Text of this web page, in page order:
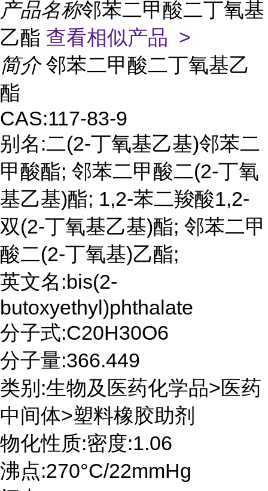
产品名称邻苯二甲酸二丁氧基
乙酯 查看相似产品 >
简介 邻苯二甲酸二丁氧基乙
酯
CAS:117-83-9
别名:二(2-丁氧基乙基)邻苯二
甲酸酯; 邻苯二甲酸二(2-丁氧
基乙基)酯; 1,2-苯二羧酸1,2-
双(2-丁氧基乙基)酯; 邻苯二甲
酸二(2-丁氧基)乙酯;
英文名:bis(2-
butoxyethyl)phthalate
分子式:C20H30O6
分子量:366.449
类别:生物及医药化学品>医药
中间体>塑料橡胶助剂
物化性质:密度:1.06
沸点:270°C/22mmHg